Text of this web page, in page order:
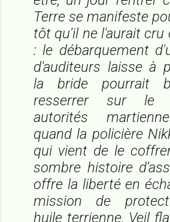
Terre se manifeste
tôt qu'il ne l'aurait cru
: le débarquement
d'auditeurs laisse à
la bride pourrait
resserrer sur le
autorités
quand la policière
qui vient de le
sombre histoire
offre la liberté en
mission de
huile terrienne, Veil